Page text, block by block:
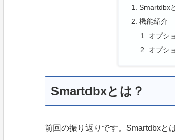
Smartdbx
機能紹介
オプシ
オプシ
Smartdbxとは？
前回の振り返りです。Smartdbxと